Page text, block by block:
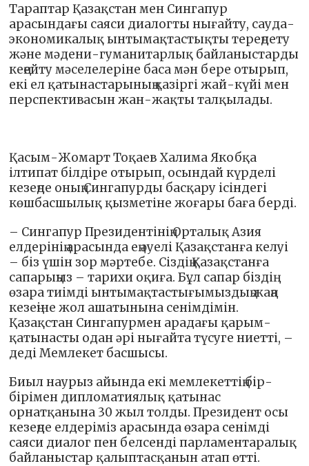
Тараптар Қазақстан мен Сингапур
арасындағы саяси диалогты нығайту, сауда-
экономикалық ынтымақтастықты тереңдету
және мәдени-гуманитарлық байланыстарды
кеңейту мәселелеріне баса мән бере отырып,
екі ел қатынастарының қазіргі жай-күйі мен
перспективасын жан-жақты талқылады.
Қасым-Жомарт Тоқаев Халима Якобқа
ілтипат білдіре отырып, осындай күрделі
кезеңде оның Сингапурды басқару ісіндегі
көшбасшылық қызметіне жоғары баға берді.
– Сингапур Президентінің Орталық Азия
елдерінің арасында ең әуелі Қазақстанға келуі
– біз үшін зор мәртебе. Сіздің Қазақстанға
сапарыңыз – тарихи оқиға. Бұл сапар біздің
өзара тиімді ынтымақтастығымыздың жаңа
кезеңіне жол ашатынына сенімдімін.
Қазақстан Сингапурмен арадағы қарым-
қатынасты одан әрі нығайта түсуге ниетті, –
деді Мемлекет басшысы.
Биыл наурыз айында екі мемлекеттің бір-
бірімен дипломатиялық қатынас
орнатқанына 30 жыл толды. Президент осы
кезеңде елдеріміз арасында өзара сенімді
саяси диалог пен белсенді парламентаралық
байланыстар қалыптасқанын атап өтті.